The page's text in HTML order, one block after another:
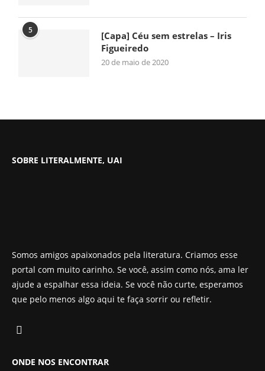
5
[Capa] Céu sem estrelas – Iris
Figueiredo
20 de maio de 2020
SOBRE LITERALMENTE, UAI
Somos amigos apaixonados pela literatura. Criamos esse
portal com muito carinho. Se você, assim como nós, ama ler
ajude a espalhar essa ideia. Se você não curte, esperamos
que pelo menos algo aqui te faça sorrir ou refletir.
ONDE NOS ENCONTRAR